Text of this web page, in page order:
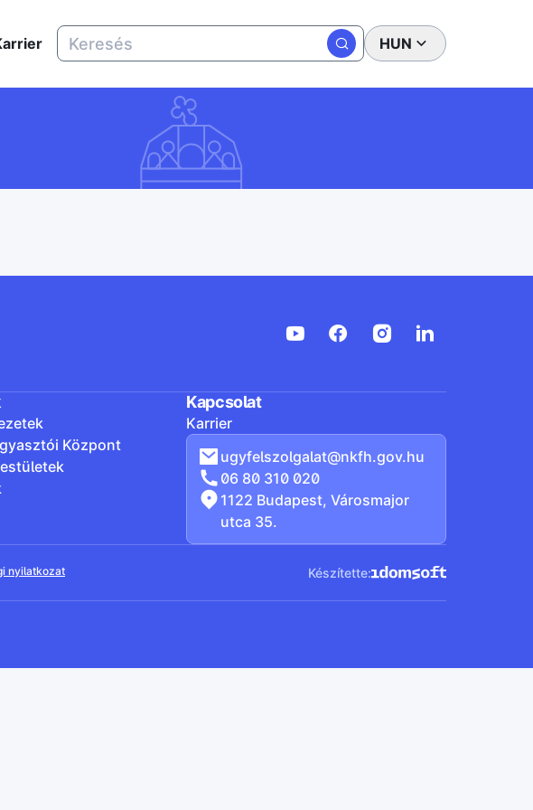
HUN
Központ
Kapcsolat
Karrier
ugyfelszolgalat@nkfh.gov.hu
06 80 310 020
1122 Budapest, Városmajor
utca 35.
nyilatkozat Készítette: